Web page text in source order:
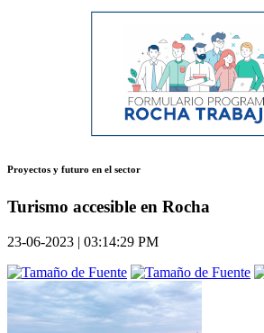
Proyectos y futuro en el sector
Turismo accesible en Rocha
23-06-2023 | 03:14:29 PM